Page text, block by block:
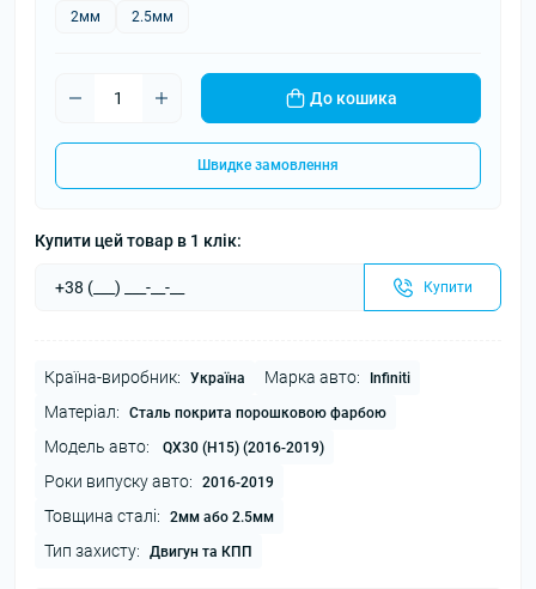
2мм 2.5мм
До кошика
Швидке замовлення
Купити цей товар в 1 клік:
Купити
Країна-виробник: Україна Марка авто: Infiniti
Матеріал: Сталь покрита порошковою фарбою
Модель авто: QX30 (H15) (2016-2019)
Роки випуску авто: 2016-2019
Товщина сталі: 2мм або 2.5мм
Тип захисту: Двигун та КПП